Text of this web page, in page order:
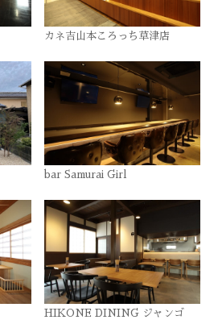
カネ吉山本ころっち草津店
bar Samurai Girl
HIKONE DINING ジャンゴ